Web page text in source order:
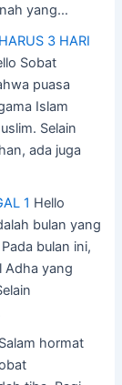
yang…
3 HARI
Sobat
puasa
Islam
Selain
ada juga
1 Hello
bulan yang
bulan ini,
Adha yang
Salam hormat